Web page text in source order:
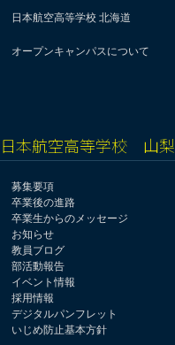
日本航空高等学校 北海道
オープンキャンパスについて
日本航空高等学校 山梨
募集要項
卒業後の進路
卒業生からのメッセージ
お知らせ
教員ブログ
部活動報告
イベント情報
採用情報
デジタルパンフレット
いじめ防止基本方針